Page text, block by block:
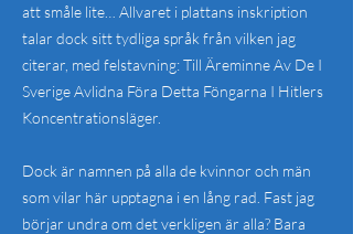
att småle lite… Allvaret i plattans inskription
talar dock sitt tydliga språk från vilken jag
citerar, med felstavning: Till Äreminne Av De I
Sverige Avlidna Föra Detta Föngarna I Hitlers
Koncentrationsläger.
Dock är namnen på alla de kvinnor och män
som vilar här upptagna i en lång rad. Fast jag
börjar undra om det verkligen är alla? Bara